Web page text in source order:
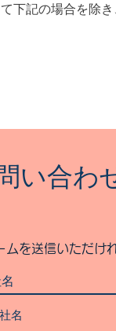
記の場合を除き
い合わ
ムを送信いただけ